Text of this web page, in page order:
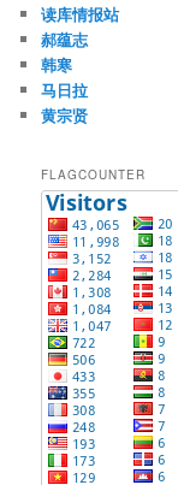
读库情报站
郝蕴志
韩寒
马日拉
黄宗贤
FLAGCOUNTER